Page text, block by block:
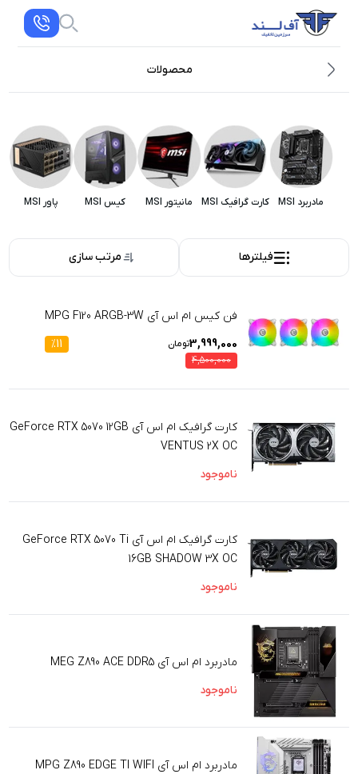
محصولات
مادربرد MSI کارت گرافیک MSI مانیتور MSI کیس MSI پاور MSI
فیلترها مرتب سازی
فن کیس ام اس آی MPG F120 ARGB-3W
3,999,000تومان 11
%
4,500,000
کارت گرافیک ام اس آی GeForce RTX 5070 12GB
VENTUS 2X OC
ناموجود
کارت گرافیک ام اس آی GeForce RTX 5070 Ti
16GB SHADOW 3X OC
ناموجود
مادربرد ام اس آی MEG Z890 ACE DDR5
ناموجود
مادربرد ام اس آی MPG Z890 EDGE TI WIFI